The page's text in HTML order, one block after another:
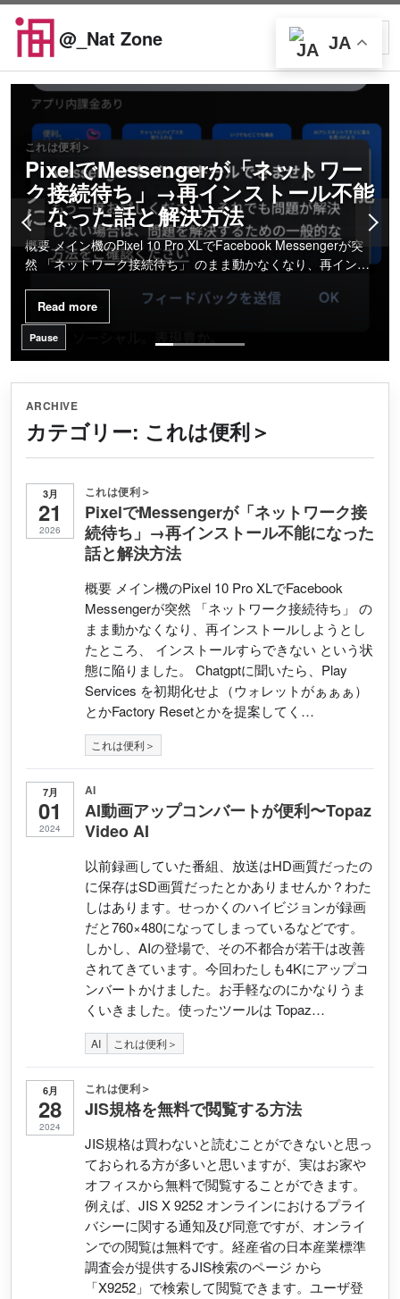
Skip to content
@_Nat Zone Open search
Featured articles
これは便利＞
PixelでMessengerが「ネットワー
ク接続待ち」→再インストール不能
になった話と解決方法
概要 メイン機のPixel 10 Pro XLでFacebook Messengerが突
然 「ネットワーク接続待ち」 のまま動かなくなり、再インス
う状態に陥りました。 Chatgptに聞いたら、Play Services を
初期化せよ（ウォレ…
Read more
Pause
ARCHIVE
カテゴリー: これは便利＞
3月
21
2026
これは便利＞
PixelでMessengerが「ネットワーク接
続待ち」→再インストール不能になった
話と解決方法
概要 メイン機のPixel 10 Pro XLでFacebook
Messengerが突然 「ネットワーク接続待ち」 の
まま動かなくなり、再インストールしようとし
たところ、 インストールすらできない という状
態に陥りました。 Chatgptに聞いたら、Play
Services を初期化せよ（ウォレットがぁぁぁ）
とかFactory Resetとかを提案してく…
これは便利＞
7月
01
2024
AI
AI動画アップコンバートが便利〜Topaz
Video AI
以前録画していた番組、放送はHD画質だったの
に保存はSD画質だったとかありませんか？わた
しはあります。せっかくのハイビジョンが録画
だと760×480になってしまっているなどです。
しかし、AIの登場で、その不都合が若干は改善
されてきています。今回わたしも4Kにアップコ
ンバートかけました。お手軽なのにかなりうま
くいきました。使ったツールは Topaz…
AI これは便利＞
6月
28
2024
これは便利＞
JIS規格を無料で閲覧する方法
JIS規格は買わないと読むことができないと思っ
ておられる方が多いと思いますが、実はお家や
オフィスから無料で閲覧することができます。
例えば、JIS X 9252 オンラインにおけるプライ
バシーに関する通知及び同意ですが、オンライ
ンでの閲覧は無料です。経産省の日本産業標準
調査会が提供するJIS検索のページ から
「X9252」で検索して閲覧できます。ユーザ登
JA